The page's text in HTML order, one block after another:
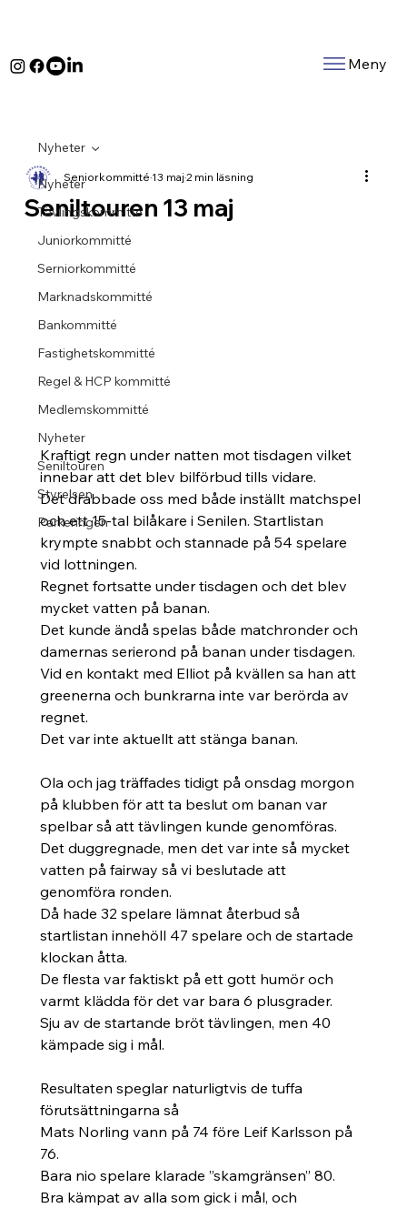
Meny
Nyheter
Tävlingskommitté
Juniorkommitté
Serniorkommitté
Marknadskommitté
Bankommitté
Fastighetskommitté
Regel & HCP kommitté
Medlemskommitté
Nyheter
Seniltouren
Styrelsen
Parkeringen
Nyheter
Seniltouren 13 maj
Seniorkommitté13 maj2 min läsning
Kraftigt regn under natten mot tisdagen vilket
innebar att det blev bilförbud tills vidare.
Det drabbade oss med både inställt matchspel
och ett 15-tal bilåkare i Senilen. Startlistan
krympte snabbt och stannade på 54 spelare
vid lottningen.
Regnet fortsatte under tisdagen och det blev
mycket vatten på banan.
Det kunde ändå spelas både matchronder och
damernas serierond på banan under tisdagen.
Vid en kontakt med Elliot på kvällen sa han att
greenerna och bunkrarna inte var berörda av
regnet.
Det var inte aktuellt att stänga banan.
Ola och jag träffades tidigt på onsdag morgon
på klubben för att ta beslut om banan var
spelbar så att tävlingen kunde genomföras.
Det duggregnade, men det var inte så mycket
vatten på fairway så vi beslutade att
genomföra ronden.
Då hade 32 spelare lämnat återbud så
startlistan innehöll 47 spelare och de startade
klockan åtta.
De flesta var faktiskt på ett gott humör och
varmt klädda för det var bara 6 plusgrader.
Sju av de startande bröt tävlingen, men 40
kämpade sig i mål.
Resultaten speglar naturligtvis de tuffa
förutsättningarna så
Mats Norling vann på 74 före Leif Karlsson på
76.
Bara nio spelare klarade ”skamgränsen” 80.
Bra kämpat av alla som gick i mål, och